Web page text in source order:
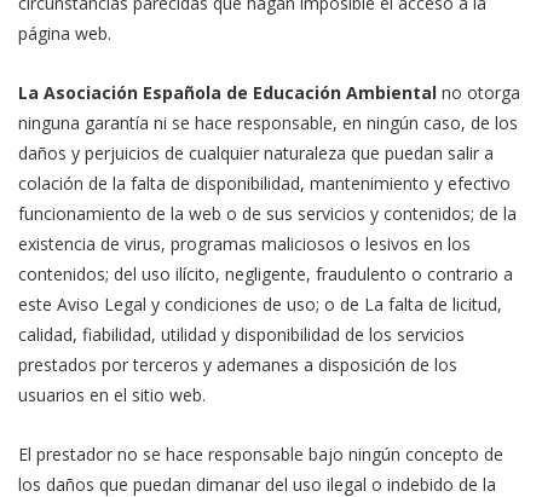
página web.
La Asociación Española de Educación Ambiental no otorga
ninguna garantía ni se hace responsable, en ningún caso, de los
daños y perjuicios de cualquier naturaleza que puedan salir a
colación de la falta de disponibilidad, mantenimiento y efectivo
funcionamiento de la web o de sus servicios y contenidos; de la
existencia de virus, programas maliciosos o lesivos en los
contenidos; del uso ilícito, negligente, fraudulento o contrario a
este Aviso Legal y condiciones de uso; o de La falta de licitud,
calidad, fiabilidad, utilidad y disponibilidad de los servicios
prestados por terceros y ademanes a disposición de los
usuarios en el sitio web.
El prestador no se hace responsable bajo ningún concepto de
los daños que puedan dimanar del uso ilegal o indebido de la